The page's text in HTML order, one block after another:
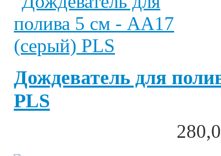
Дождеватель для
PLS